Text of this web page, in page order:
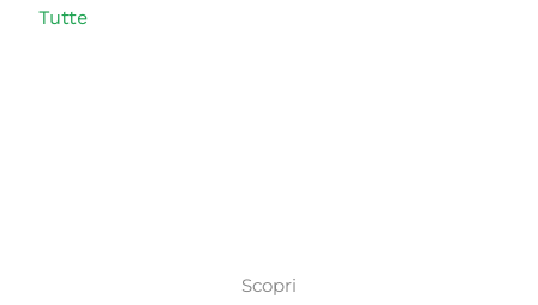
Tutte
Scopri